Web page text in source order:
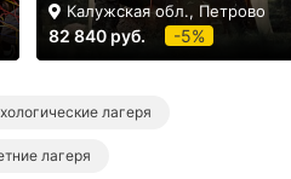
Калужская обл., Петрово
82 840 руб. -5%
лагеря
лагеря